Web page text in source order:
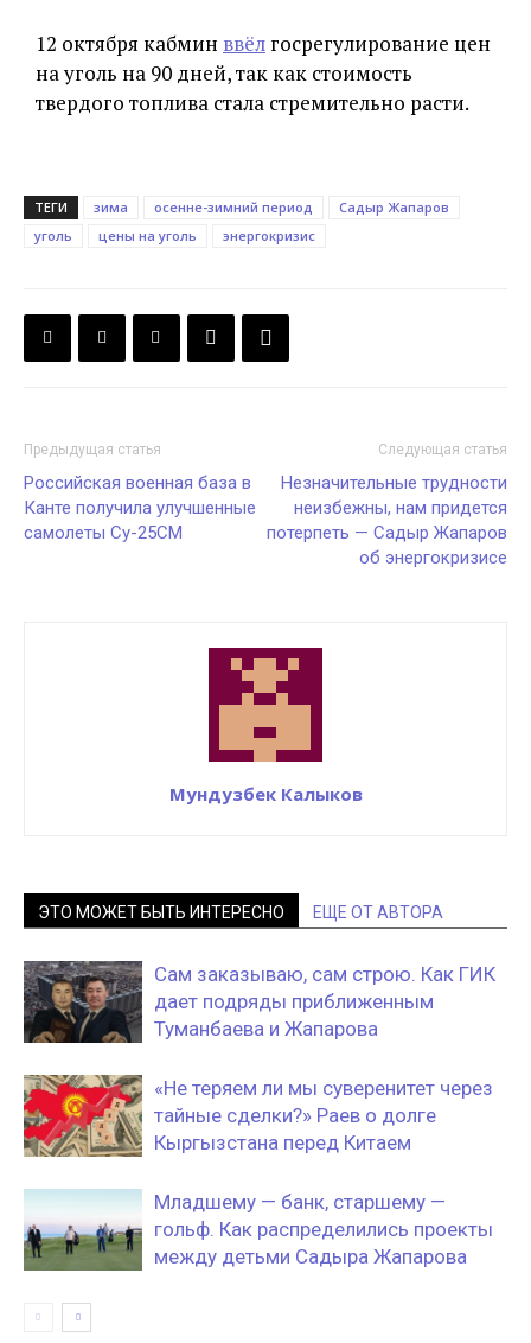
12 октября кабмин ввёл госрегулирование цен
на уголь на 90 дней, так как стоимость
твердого топлива стала стремительно расти.
ТЕГИ зима осенне-зимний период
Садыр Жапаров
уголь
цены на уголь энергокризис
Предыдущая статья
Российская военная база в
Канте получила улучшенные
самолеты Су-25СМ
Следующая статья
Незначительные трудности
неизбежны, нам придется
потерпеть — Садыр Жапаров
об энергокризисе
Мундузбек Калыков
ЭТО МОЖЕТ БЫТЬ ИНТЕРЕСНО ЕЩЕ ОТ АВТОРА
Сам заказываю, сам строю. Как ГИК
дает подряды приближенным
Туманбаева и Жапарова
«Не теряем ли мы суверенитет через
тайные сделки?» Раев о долге
Кыргызстана перед Китаем
Младшему — банк, старшему —
гольф. Как распределились проекты
между детьми Садыра Жапарова